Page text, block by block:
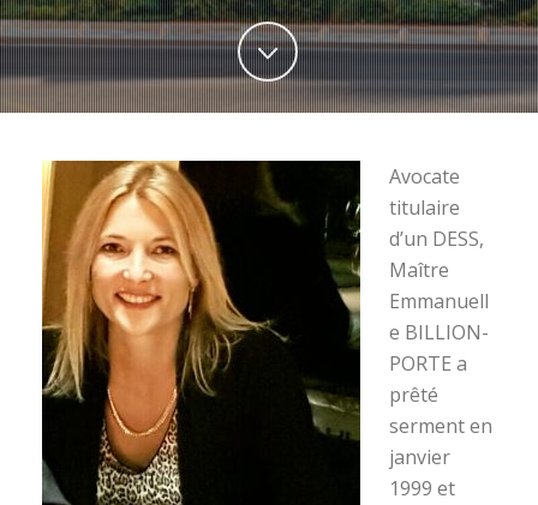
Avocate
titulaire
d’un DESS,
Maître
Emmanuell
e BILLION-
PORTE a
prêté
serment en
janvier
1999 et